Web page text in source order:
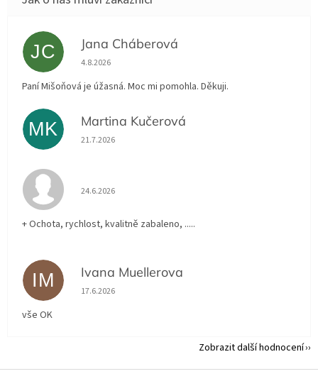
JC Jana Cháberová
Hodnocení obchodu je 5 z 5 hvězdiček.
4.8.2026
Paní Mišoňová je úžasná. Moc mi pomohla. Děkuji.
MK Martina Kučerová
Hodnocení obchodu je 5 z 5 hvězdiček.
21.7.2026
Hodnocení obchodu je 5 z 5 hvězdiček.
24.6.2026
+ Ochota, rychlost, kvalitně zabaleno, .....
IM Ivana Muellerova
Hodnocení obchodu je 5 z 5 hvězdiček.
17.6.2026
vše OK
Zobrazit další hodnocení
Z